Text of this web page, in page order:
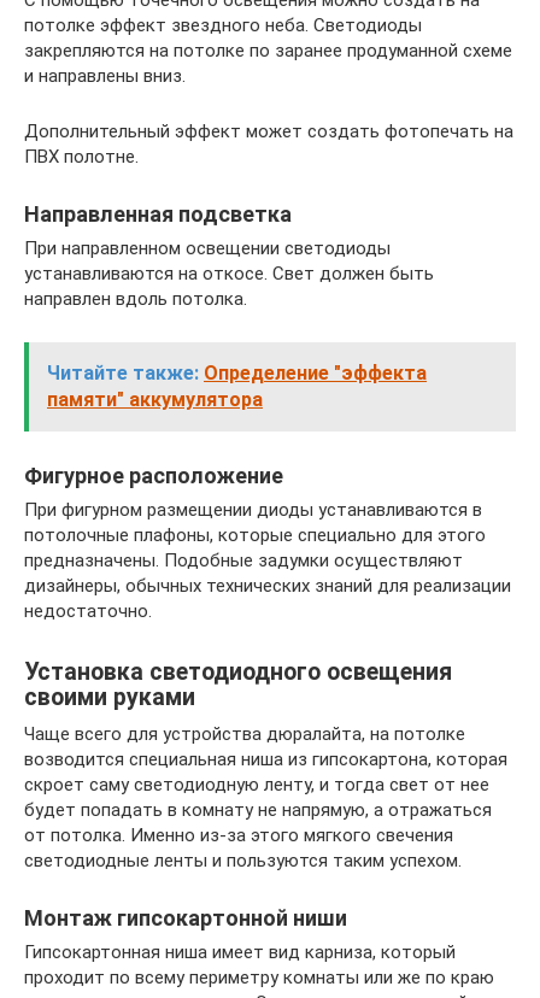
потолке эффект звездного неба. Светодиоды
закрепляются на потолке по заранее продуманной схеме
и направлены вниз.
Дополнительный эффект может создать фотопечать на
ПВХ полотне.
Направленная подсветка
При направленном освещении светодиоды
устанавливаются на откосе. Свет должен быть
направлен вдоль потолка.
Читайте также: Определение "эффекта
памяти" аккумулятора
Фигурное расположение
При фигурном размещении диоды устанавливаются в
потолочные плафоны, которые специально для этого
предназначены. Подобные задумки осуществляют
дизайнеры, обычных технических знаний для реализации
недостаточно.
Установка светодиодного освещения
своими руками
Чаще всего для устройства дюралайта, на потолке
возводится специальная ниша из гипсокартона, которая
скроет саму светодиодную ленту, и тогда свет от нее
будет попадать в комнату не напрямую, а отражаться
от потолка. Именно из-за этого мягкого свечения
светодиодные ленты и пользуются таким успехом.
Монтаж гипсокартонной ниши
Гипсокартонная ниша имеет вид карниза, который
проходит по всему периметру комнаты или же по краю